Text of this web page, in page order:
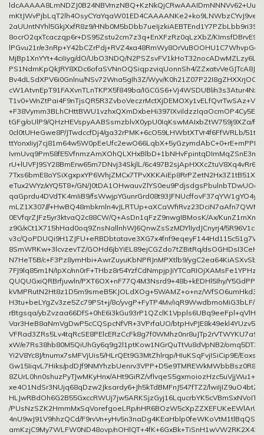
2aUUntNYhl5GkjXxfR8z9/
8ocrO2qxTcaczqp6r+DS95Zstu2cm7z3q+EnXFzRz0qLzXbZ/
lPGvu21r/
MjBp1XnYYt+4ciIiyg/dO/UbO3NDQ/
PS1NdmKpQkJRY8XDc6ofaSVNnOQSiqpzviqUonnSh4/
Bv4dLSdXPV6i0Gnlnu/NSv72Wna5gIh3Z/Wyv/
cW1AtvnEpT91FAXvnTLnTKPX5f849ba/IGCGS6+Vj4WSDUBl/
tGFg/oUlP9/QHzHEVspyAABSsmzblvX0ypU0IqKswMAIxbZtW759j9XZa/
0cl0tUHeGwe8P/JTwdccfDj4/ga32rPMK+6cO59LHWbtXTVr4f6FfWRLb/
rU+lUVFJ9SY28BmErw65m7DNvj34SkjlL/
eTux2WYz/xYQ5T8+/GN/
qaGprdu4DVdTK4mIiB9/
mLZ1X307///
0EVfqrZJFz5yr3ktvaQ2c88CW/Q+AsDn1qFzZ9nwgIBMosK/Ax/
z9G/xCt1X715hHad0oq9ZnsNallnhWJ6QnwZsSzMDYlIydJCnyrj4/
v3c/
8SmWRKw+3lcvzevTZ/GOHd6jbYiEL89ejCGZdo7tZBitRq/
N7HeT5B/c+F3Pz8ymHbi+AwrZuyuKbNPRJnMPXtlb9/
7FJ9lq85m1N/IpXc/
QUQUGxiQRBrfjuwln/PXT6OX+nF77Q4M3Nsrd9+48b+kEDHl5Ihy/
kVMPRutN2Ht8z1D5m9smeB5KJOLdXOg+5WAMZ+o+nz/
H3tu+beLYgZv3ze5Zc79PSt+j/8c/yvgP+FyTP4Mv/iqR9WwdbmoMiG3bLF/
rBtgsqa/
Var3HeB8aNmVgDwP5cCQSpcNfVR+3VPrfaUO/
xW/e7Rs38hb80M5QiUhGy6q9g2l1ptKow1NGrQuTtVu8dVpNB2/
Yi2V8Yc8J/tnumx7sMFVjUis5/HLrQEt9G3MtZhlrqp/HIuKSqFvjISiCip9E/
Gw15IiqvL7Hiks/
8ZUrL0hn0shuzPyTJwMKyHnx/AHt9GiRZ/
xe4O1NdSr3NUjq68qDzw2Jksardy6+Jh5kTdBMFnJ547fTZ2/
/PUsNzSZK2HmmMxSqVorefgoeLRp/
4nU9wJ91V9hhzQCd/
amKzjC9My7WLFW0ND48ovp/